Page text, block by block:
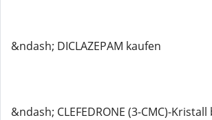
&ndash; DICLAZEPAM kaufen
&ndash; CLEFEDRONE (3-CMC)-